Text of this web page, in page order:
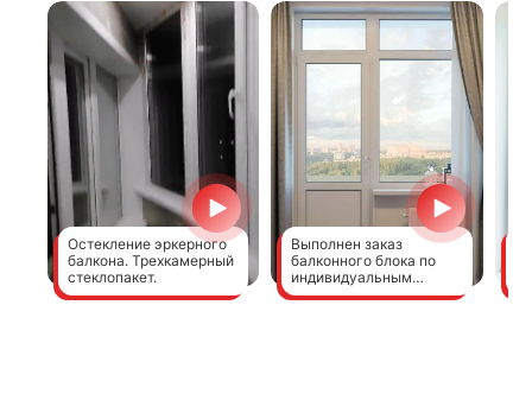
Остекление эркерного
балкона. Трехкамерный
стеклопакет.
Выполнен заказ
балконного блока по
индивидуальным
размерам